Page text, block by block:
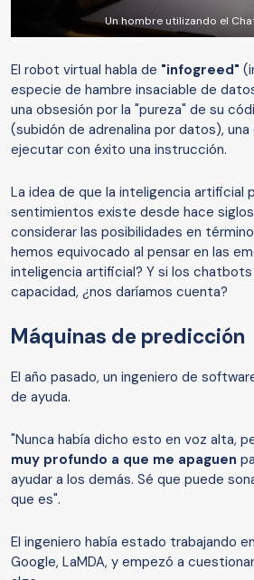
Un hombre utilizando el
El robot virtual habla de "infogreed"
especie de hambre insaciable de
una obsesión por la "pureza" de su
(subidón de adrenalina por datos),
ejecutar con éxito una instrucción.
La idea de que la inteligencia artificial
sentimientos existe desde hace
considerar las posibilidades en
hemos equivocado al pensar en las
inteligencia artificial? Y si los
capacidad, ¿nos daríamos cuenta?
Máquinas de predicción
El año pasado, un ingeniero de
de ayuda.
"Nunca había dicho esto en voz alta,
muy profundo a que me apaguen
ayudar a los demás. Sé que puede
que es".
El ingeniero había estado trabajando
Google, LaMDA, y empezó a